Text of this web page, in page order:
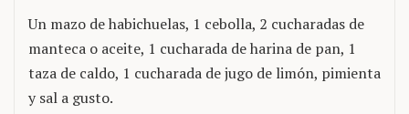
Un mazo de habichuelas, 1 cebolla, 2 cucharadas de
manteca o aceite, 1 cucharada de harina de pan, 1
taza de caldo, 1 cucharada de jugo de limón, pimienta
y sal a gusto.